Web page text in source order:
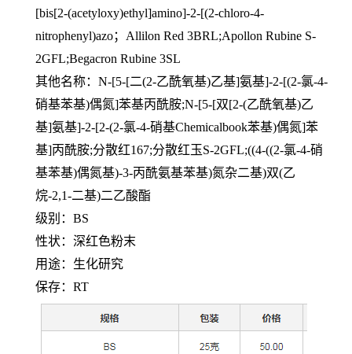
[bis[2-(acetyloxy)ethyl]amino]-2-[(2-chloro-4-
nitrophenyl)azo；Allilon Red 3BRL;Apollon Rubine S-
2GFL;Begacron Rubine 3SL
其他名称： N-[5-[二(2-乙酰氧基)乙基]氨基]-2-[(2-氯-4-
硝基苯基)偶氮]苯基丙酰胺;N-[5-[双[2-(乙酰氧基)乙
基]氨基]-2-[2-(2-氯-4-硝基Chemicalbook苯基)偶氮]苯
基]丙酰胺;分散红167;分散红玉S-2GFL;((4-((2-氯-4-硝
基苯基)偶氮基)-3-丙酰氨基苯基)氮杂二基)双(乙
烷-2,1-二基)二乙酸酯
级别： BS
性状：深红色粉末
用途：生化研究
保存： RT